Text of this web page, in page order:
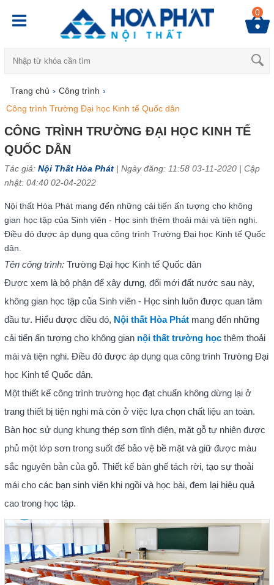
0
Trang chủ › Công trình ›
Công trình Trường Đại học Kinh tế Quốc dân
CÔNG TRÌNH TRƯỜNG ĐẠI HỌC KINH TẾ
QUỐC DÂN
Tác giả: Nội Thất Hòa Phát| Ngày đăng: 11:58 03-11-2020 | Cập
nhật: 04:40 02-04-2022
Nội thất Hòa Phát mang đến những cải tiến ấn tượng cho không
gian học tập của Sinh viên - Học sinh thêm thoải mái và tiện nghi.
Điều đó được áp dụng qua công trình Trường Đại học Kinh tế Quốc
dân.
Tên công trình:Trường Đại học Kinh tế Quốc dân
Được xem là bộ phận để xây dựng, đổi mới đất nước sau này,
không gian học tập của Sinh viên - Học sinh luôn được quan tâm
đầu tư. Hiểu được điều đó, Nội thất Hòa Phátmang đến những
cải tiến ấn tượng cho không gian nội thất trường họcthêm thoải
mái và tiện nghi. Điều đó được áp dụng qua công trình Trường Đại
học Kinh tế Quốc dân.
Một thiết kế công trình trường học đạt chuẩn không dừng lại ở
trang thiết bị tiện nghi mà còn ở việc lựa chọn chất liệu an toàn.
Bàn học sử dụng khung thép sơn tĩnh điện, mặt gỗ tự nhiên được
phủ một lớp sơn trong suốt để bảo vệ bề mặt và giữ được màu
sắc nguyên bản của gỗ. Thiết kế bàn ghế tách rời, tạo sự thoải
mái cho các bạn sinh viên khi ngồi và học bài, đem lại hiệu quả
cao trong học tập.